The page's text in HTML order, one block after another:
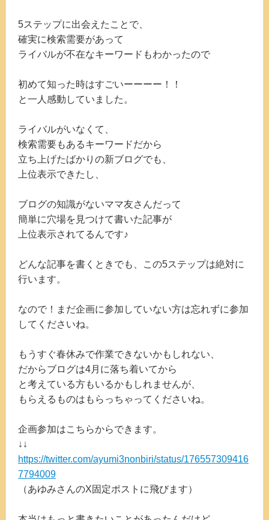
5ステップに出会えたことで、
確実に検索需要があって
ライバルが不在なキーワードもわかったので
初めて知った時はすごいーーーー！！
と一人感動していました。
ライバルがいなくて、
検索需要もあるキーワードだから
立ち上げたばかりの新ブログでも、
上位表示できたし、
ブログの知識がないママ友さんだって
簡単に穴場を見つけて書いた記事が
上位表示されてるんです♪
どんな記事を書くときでも、この5ステップは絶対に
行います。
なので！まだ企画に参加していない方は忘れずに参加
してくださいね。
もうすぐ春休みで作業できないかもしれない、
だからブログは4月に落ち着いてから
と考えている方もいるかもしれませんが、
もらえるものはもらっちゃってくださいね。
企画参加はこちらからできます。
↓↓
https://twitter.com/ayumi3nonbiri/status/176557309416
7794009
（あゆみさんのX固定ポストに飛びます）